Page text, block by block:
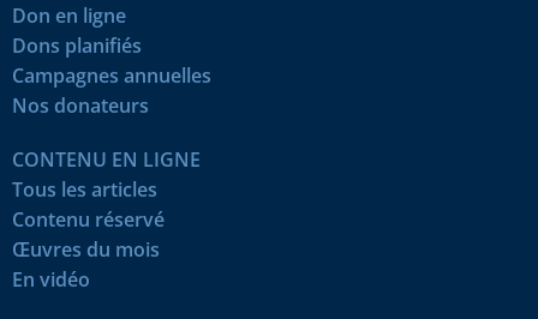
Don en ligne
Dons planifiés
Campagnes annuelles
Nos donateurs
CONTENU EN LIGNE
Tous les articles
Contenu réservé
Œuvres du mois
En vidéo